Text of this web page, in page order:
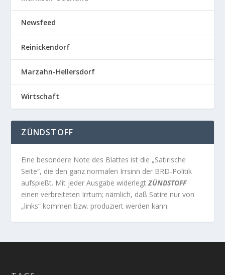
Newsfeed
Reinickendorf
Marzahn-Hellersdorf
Wirtschaft
ZÜNDSTOFF
Eine besondere Note des Blattes ist die „Satirische
Seite“, die den ganz normalen Irrsinn der BRD-Politik
aufspießt. Mit jeder Ausgabe widerlegtZÜNDSTOFF
einen verbreiteten Irrtum; nämlich, daß Satire nur von
„links“ kommen bzw. produziert werden kann.